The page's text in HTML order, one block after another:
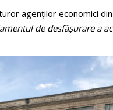
agenților economici
de desfășurare a